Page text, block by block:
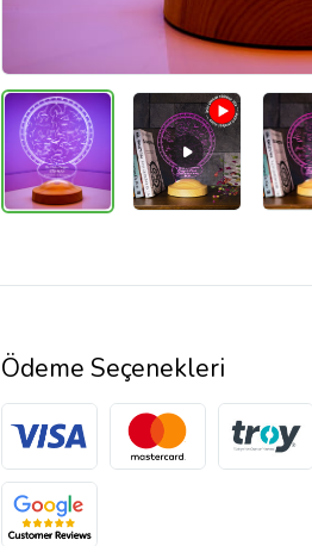
Ödeme Seçenekleri